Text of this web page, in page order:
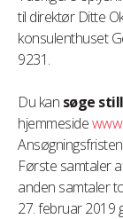
til direktør Ditte
konsulenthuset
9231.
Du kan søge
hjemmeside
Første samtaler
anden samtaler
27. februar 2019